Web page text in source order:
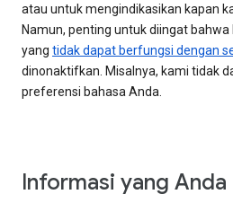
atau untuk mengindikasikan kapan
Namun, penting untuk diingat
yang tidak dapat berfungsi dengan
dinonaktifkan. Misalnya, kami tidak
preferensi bahasa Anda.
Informasi yang Anda